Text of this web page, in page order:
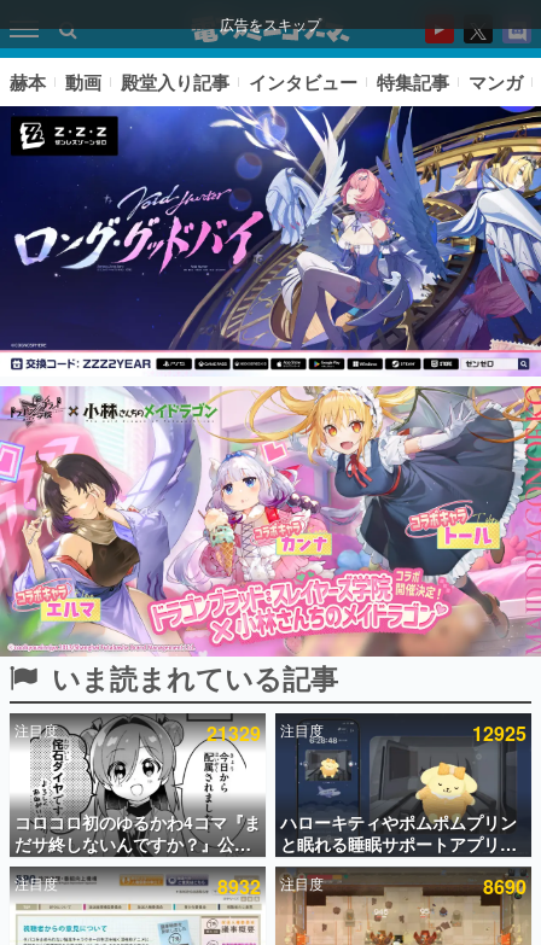
広告をスキップ
ピックアップ
電ファミのいま読まれている記事ランキング
アプリセール情報
インタビュー
連載・特集一覧
殿堂入り記事
SNS拡散数が数千以上！ ページビュー数万以上！ などな
ど。多くの人々に読まれた、電ファミ渾身の“殿堂入り”記
事をまとめました。
ゲームの企画書
名作ゲームクリエイターの方々に製作時のエピソードをお
聞きし、ヒットする企画（ゲーム）とは何か？を探ってい
きます。
赫本
この物語を解いてはいけない。『赫本』は、〈試験問題〉
の形をした短編ホラー小説集です。
赫本 動画 殿堂入り記事 インタビュー 特集記事 マンガ
いま読まれている記事
注目度 21329
コロコロ初のゆるかわ4コマ『ま
だサ終しないんですか？』公開
スタート。主人公は新入社員の
侘石ダイヤ、ゲーム会社を舞台
にトラブルへ対応する社員たち
を描く
注目度 12925
ハローキティやポムポムプリン
と眠れる睡眠サポートアプリ
『ゆめたび』が配信中。キャラ
ごとのASMRや目覚ましアラー
ムも搭載
注目度 8932 注目度 8690